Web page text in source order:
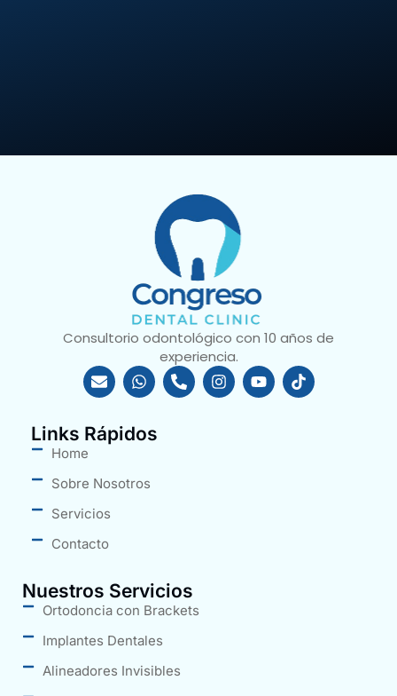
Consultorio odontológico con 10 años de
experiencia.
Links Rápidos
Home
Sobre Nosotros
Servicios
Contacto
Nuestros Servicios
Ortodoncia con Brackets
Implantes Dentales
Alineadores Invisibles